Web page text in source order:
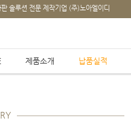
솔루션 전문 제작기업 (주)노아엘이디
제품소개 납품실적